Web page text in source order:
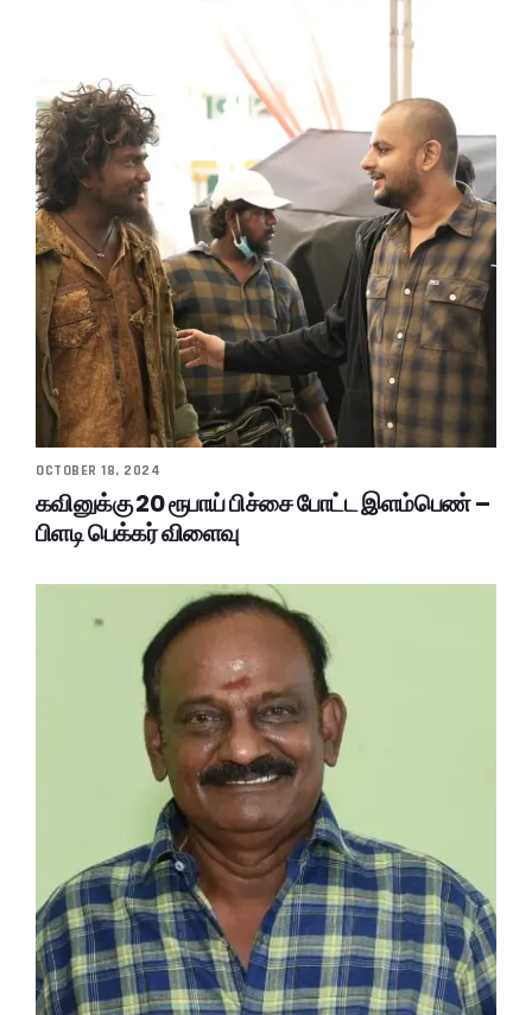
OCTOBER 18, 2024
கவினுக்கு 20 ரூபாய் பிச்சை போட்ட இளம்பெண் –
பிளடி பெக்கர் விளைவு